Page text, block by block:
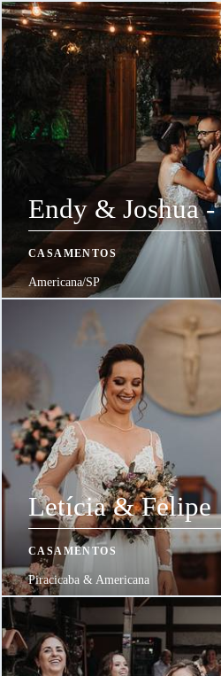
Endy & Joshua -
CASAMENTOS
Americana/SP
Letícia & Felipe
CASAMENTOS
Piracicaba & Americana